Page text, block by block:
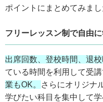
ポイントにまとめてみまし
フリーレッスン制で自由
出席回数、登校時間、退校
ている時間を利用して受講
業もOK。
さらにオリジナ
学びたい科目を集中して学